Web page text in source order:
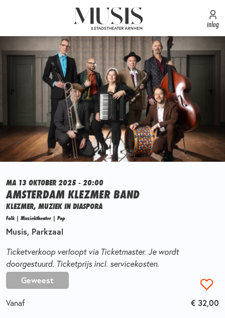
inlog
MA 13 OKTOBER 2025 - 20:00
AMSTERDAM KLEZMER BAND
KLEZMER, MUZIEK IN DIASPORA
Folk | Muziektheater | Pop
Musis, Parkzaal
Ticketverkoop verloopt via Ticketmaster. Je wordt
doorgestuurd. Ticketprijs incl. servicekosten.
Geweest
Vanaf € 32,00